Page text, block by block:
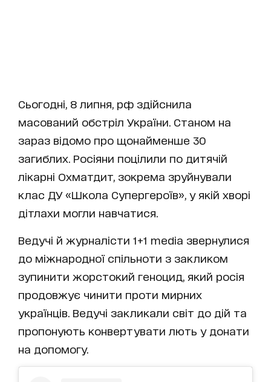
Сьогодні, 8 липня, рф здійснила
масований обстріл України. Станом на
зараз відомо про щонайменше 30
загиблих. Росіяни поцілили по дитячій
лікарні Охматдит, зокрема зруйнували
клас ДУ «Школа Супергероїв», у якій хворі
дітлахи могли навчатися.
Ведучі й журналісти 1+1 media звернулися
до міжнародної спільноти з закликом
зупинити жорстокий геноцид, який росія
продовжує чинити проти мирних
українців. Ведучі закликали світ до дій та
пропонують конвертувати лють у донати
на допомогу.